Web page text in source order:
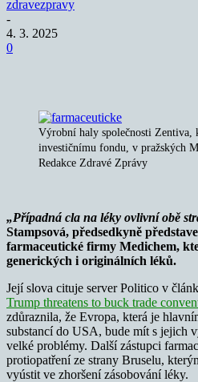
zdravezpravy
-
4. 3. 2025
0
Výrobní haly společnosti Zentiva,
investičnímu fondu, v pražských
Redakce Zdravé Zprávy
„Případná cla na léky ovlivní obě
Stampsová, předsedkyně
farmaceutické firmy Medichem,
generických i originálních léků.
Její slova cituje server Politico v
Trump threatens to buck trade
zdůraznila, že Evropa, která je
substancí do USA, bude mít s jejich
velké problémy. Další zástupci
protiopatření ze strany Bruselu,
vyústit ve zhoršení zásobování léky.